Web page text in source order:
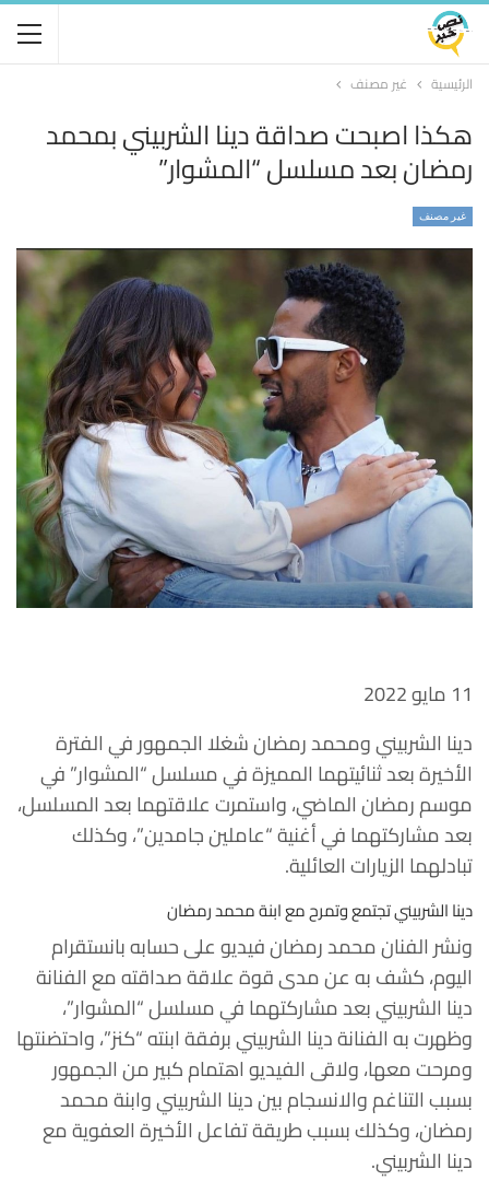
الرئيسية غير مصنف
هكذا اصبحت صداقة دينا الشربيني بمحمد
رمضان بعد مسلسل “المشوار”
غير مصنف
11 مايو 2022
دينا الشربيني ومحمد رمضان شغلا الجمهور في الفترة
الأخيرة بعد ثنائيتهما المميزة في مسلسل “المشوار” في
موسم رمضان الماضي، واستمرت علاقتهما بعد المسلسل،
بعد مشاركتهما في أغنية “عاملين جامدين”، وكذلك
تبادلهما الزيارات العائلية.
دينا الشربيني تجتمع وتمرح مع ابنة محمد رمضان
ونشر الفنان محمد رمضان فيديو على حسابه بانستقرام
اليوم، كشف به عن مدى قوة علاقة صداقته مع الفنانة
دينا الشربيني بعد مشاركتهما في مسلسل “المشوار”،
وظهرت به الفنانة دينا الشربيني برفقة ابنته “كنز”، واحتضنتها
ومرحت معها، ولاقى الفيديو اهتمام كبير من الجمهور
بسبب التناغم والانسجام بين دينا الشربيني وابنة محمد
رمضان، وكذلك بسبب طريقة تفاعل الأخيرة العفوية مع
دينا الشربيني.